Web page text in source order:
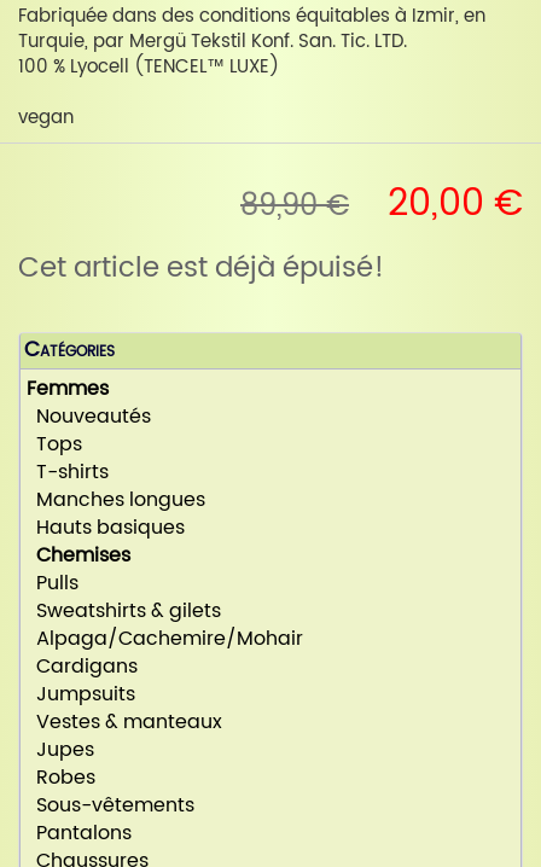
Fabriquée dans des conditions équitables à Izmir, en
Turquie, par Mergü Tekstil Konf. San. Tic. LTD.
100 % Lyocell (TENCEL™ LUXE)
vegan
89,90 € 20,00 €
Cet article est déjà épuisé!
Catégories
Femmes
Nouveautés
Tops
T-shirts
Manches longues
Hauts basiques
Chemises
Pulls
Sweatshirts & gilets
Alpaga/Cachemire/Mohair
Cardigans
Jumpsuits
Vestes & manteaux
Jupes
Robes
Sous-vêtements
Pantalons